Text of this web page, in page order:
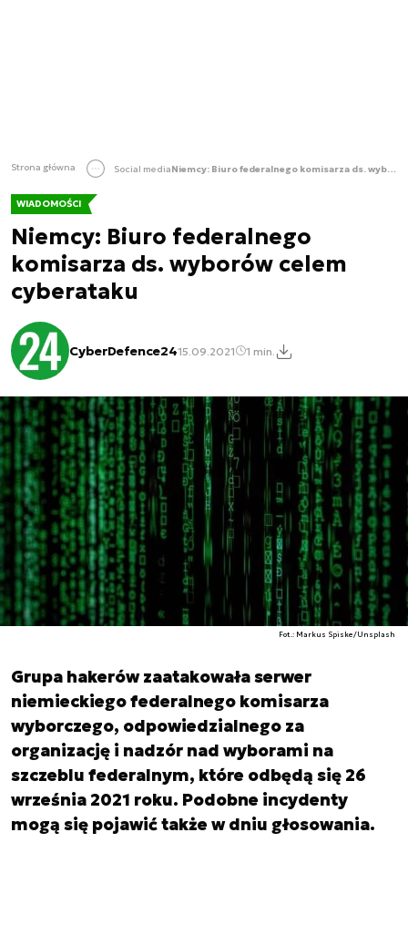
Strona główna Social media Niemcy: Biuro federalnego komisarza ds. wyborów celem cyberataku
WIADOMOŚCI
Niemcy: Biuro federalnego
komisarza ds. wyborów celem
cyberataku
CyberDefence2415.09.2021 1 min.
Fot.: Markus Spiske/Unsplash
Grupa hakerów zaatakowała serwer
niemieckiego federalnego komisarza
wyborczego, odpowiedzialnego za
organizację i nadzór nad wyborami na
szczeblu federalnym, które odbędą się 26
września 2021 roku. Podobne incydenty
mogą się pojawić także w dniu głosowania.